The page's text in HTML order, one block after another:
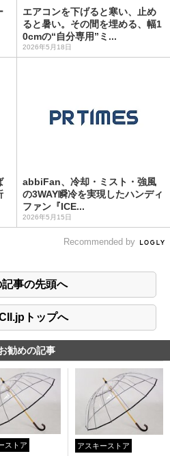
エアコンを下げると寒い、止め
ると暑い。その間を埋める、幅1
0cmの“自分専用”ミ...
2026年5月18日
abbiFan、冷却・ミスト・強風
の3WAY瞬冷を実現したハンディ
ファン『ICE...
2026年5月15日
Recommended by
記事の先頭へ
トップへ
勧めの記事
ストア アスキーストア